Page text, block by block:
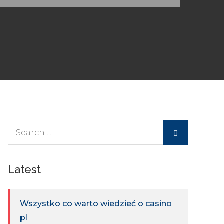
Latest
Wszystko co warto wiedzieć o casino
pl